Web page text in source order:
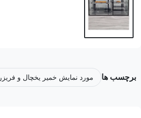
برچسب ها مورد نمایش خمیر یخچال و فریزر